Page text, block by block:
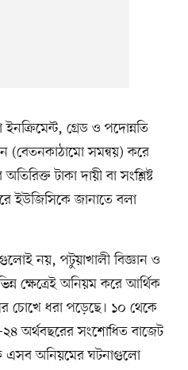
গ্রেড ও পদোন্নতি
(বেতনকাঠামো সমন্বয়) করে
টাকা দায়ী বা সংশ্লিষ্ট
ইউজিসিকে জানাতে বলা
নয়, পটুয়াখালী বিজ্ঞান ও
ক্ষেত্রেই অনিয়ম করে আর্থিক
চোখে ধরা পড়েছে। ১০ থেকে
অর্থবছরের সংশোধিত বাজেট
এসব অনিয়মের ঘটনাগুলো